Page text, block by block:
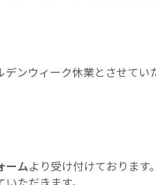
ンウィーク休業とさせてい
ームより受け付けております